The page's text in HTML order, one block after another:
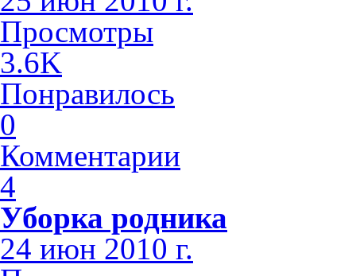
Просмотры
3.6K
Понравилось
0
Комментарии
4
Уборка родника
24 июн 2010 г.